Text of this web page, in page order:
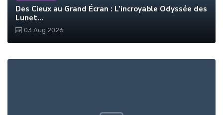
Des Cieux au Grand Écran : L’incroyable Odyssée des
Lunet...
03 Aug 2026